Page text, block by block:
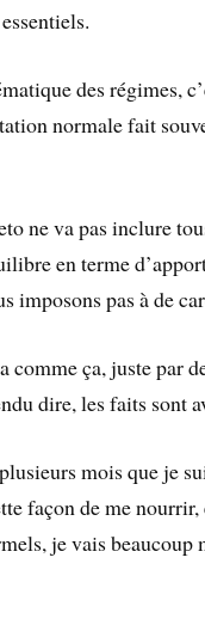
des régimes,
normale fait
ne va pas inclure
en terme
imposons pas à de
comme ça, juste par
dire, les faits sont
mois que je
façon de me nourrir,
je vais beaucoup